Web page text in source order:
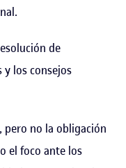
de
los consejos
no la obligación
el foco ante los